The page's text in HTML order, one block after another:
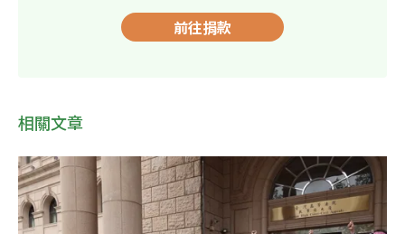
前往捐款
相關文章